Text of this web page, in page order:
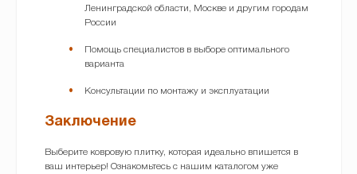
Ленинградской области, Москве и другим городам
России
Помощь специалистов в выборе оптимального
варианта
Консультации по монтажу и эксплуатации
Заключение
Выберите ковровую плитку, которая идеально впишется в
ваш интерьер! Ознакомьтесь с нашим каталогом уже